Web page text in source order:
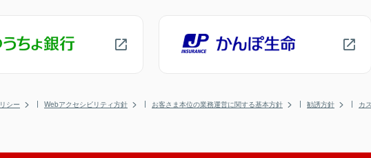
シー Webアクセシビリティ方針 お客さま本位の業務運営に関する基本方針 勧誘方針 カ